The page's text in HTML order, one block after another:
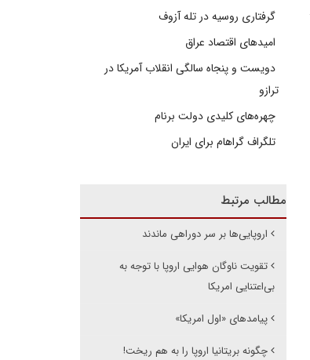
گرفتاری روسیه در تله آزوف
امیدهای اقتصاد عراق
دویست و پنجاه سالگی انقلاب آمریکا در
ترازو
چهره‌های کلیدی دولت برنام
تلگراف گراهام برای ایران
مطالب مرتبط
اروپایی‌ها بر سر دوراهی ماندند
تقویت ناوگان هوایی اروپا با توجه به
بی‌اعتنایی امریکا
پیامدهای «اول امریکا»
چگونه بریتانیا اروپا را به هم ریخت!